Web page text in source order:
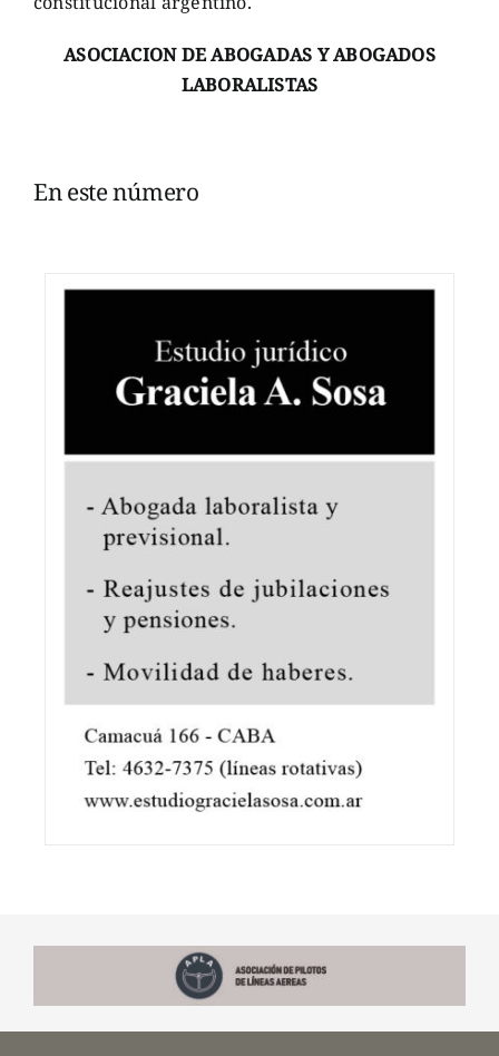
ASOCIACION DE ABOGADAS Y ABOGADOS
LABORALISTAS
En este número